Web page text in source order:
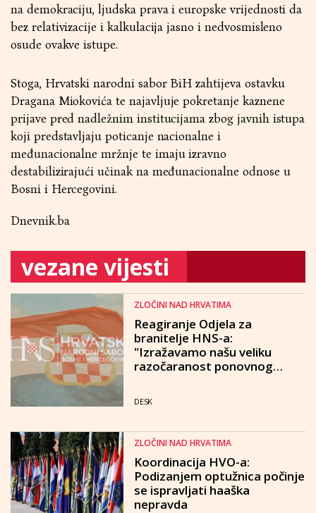
na demokraciju, ljudska prava i europske vrijednosti da
bez relativizacije i kalkulacija jasno i nedvosmisleno
osude ovakve istupe.
Stoga, Hrvatski narodni sabor BiH zahtijeva ostavku
Dragana Miokovića te najavljuje pokretanje kaznene
prijave pred nadležnim institucijama zbog javnih istupa
koji predstavljaju poticanje nacionalne i
međunacionalne mržnje te imaju izravno
destabilizirajući učinak na međunacionalne odnose u
Bosni i Hercegovini.
Dnevnik.ba
vezane vijesti
ZLOČINI NAD HRVATIMA
Reagiranje Odjela za
branitelje HNS-a:
"Izražavamo našu veliku
razočaranost ponovnog
u brojnim ratnim zločinima"
DESK
ZLOČINI NAD HRVATIMA
Koordinacija HVO-a:
Podizanjem optužnica počinje
se ispravljati haaška
nepravda